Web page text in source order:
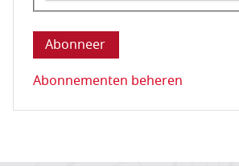
Deze vraag is om te
Abonnementen beheren